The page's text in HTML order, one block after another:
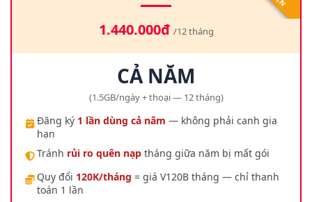
1.440.000đ /12 tháng
CẢ NĂM
(1.5GB/ngày + thoại — 12 tháng)
Đăng ký 1 lần dùng cả năm — không phải canh gia
hạn
Tránh rủi ro quên nạp tháng giữa năm bị mất gói
Quy đổi 120K/tháng = giá V120B tháng — chỉ thanh
toán 1 lần